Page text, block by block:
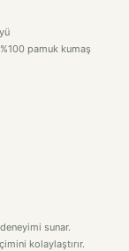
pamuk kumaş
sunar.
kolaylaştırır.